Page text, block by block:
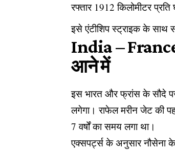
रफ्तार 1912 किलोमीटर
इसे एंटीशिप स्ट्राइक के साथ
India –
आने में
इस भारत और फ्रांस के सौदे
लगेगा। राफेल मरीन जेट की
7 वर्षों का समय लगा था।
एक्सपर्ट्स के अनुसार नौसेना